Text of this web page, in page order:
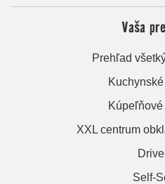
Vaša
Prehľad
XXL centrum
Self-